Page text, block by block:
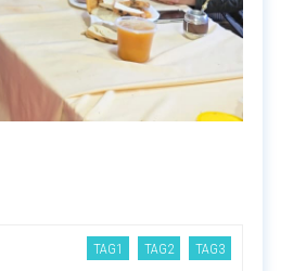
TAG1 TAG2 TAG3